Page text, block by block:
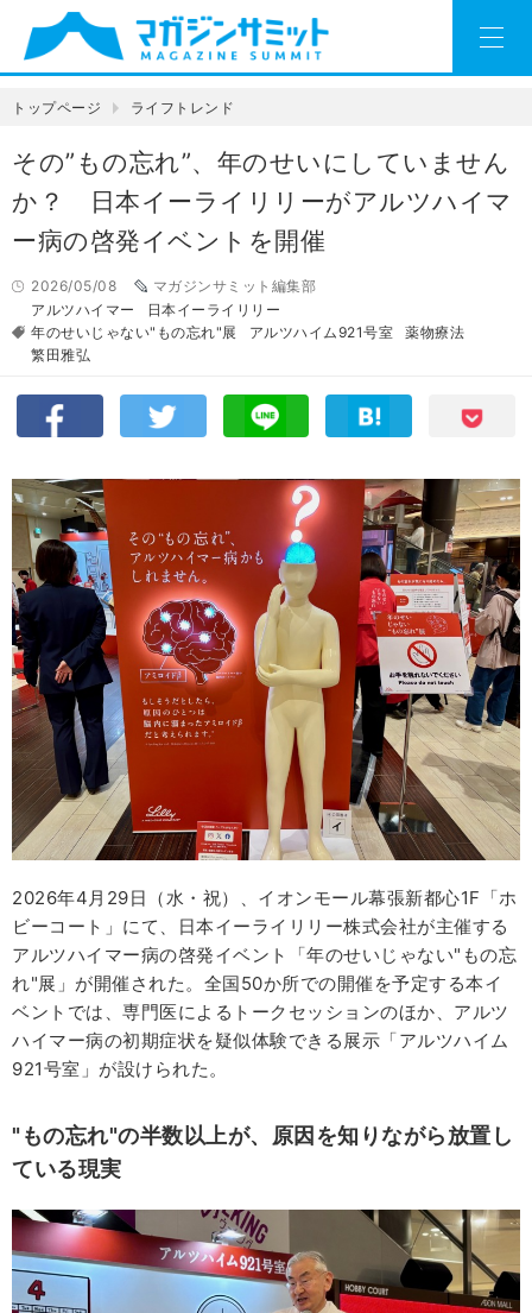
トップページ ライフトレンド
その”もの忘れ”、年のせいにしていません
か？ 日本イーライリリーがアルツハイマ
ー病の啓発イベントを開催
2026/05/08
マガジンサミット編集部
アルツハイマー
日本イーライリリー
年のせいじゃない"もの忘れ"展
アルツハイム921号室
薬物療法
繁田雅弘
2026年4月29日（水・祝）、イオンモール幕張新都心1F「ホ
ビーコート」にて、日本イーライリリー株式会社が主催する
アルツハイマー病の啓発イベント「年のせいじゃない"もの忘
れ"展」が開催された。全国50か所での開催を予定する本イ
ベントでは、専門医によるトークセッションのほか、アルツ
ハイマー病の初期症状を疑似体験できる展示「アルツハイム
921号室」が設けられた。
"もの忘れ"の半数以上が、原因を知りながら放置し
ている現実